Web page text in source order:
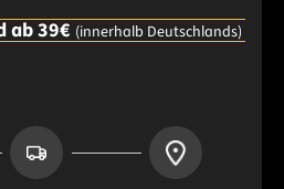
ab 39€ (innerhalb Deutschlands)